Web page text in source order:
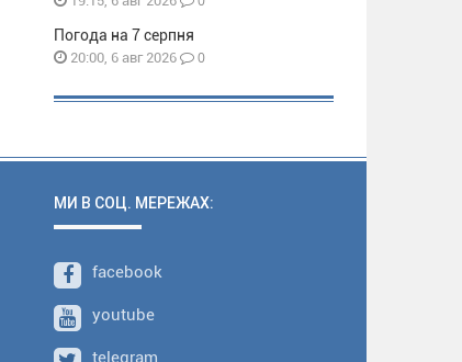
Погода на 7 серпня
20:00, 6 авг 2026 0
МИ В СОЦ. МЕРЕЖАХ:
facebook
youtube
telegram